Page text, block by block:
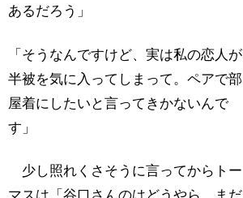
あるだろう」
「そうなんですけど、実は私の恋人が
半被を気に入ってしまって。ペアで部
屋着にしたいと言ってきかないんで
す」
少し照れくさそうに言ってからトー